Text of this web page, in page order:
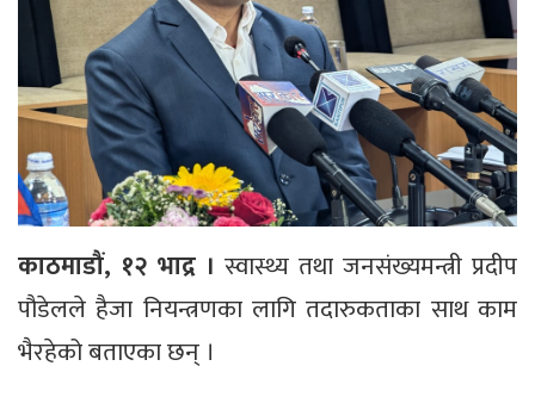
काठमाडौं, १२ भाद्र । स्वास्थ्य तथा जनसंख्यमन्त्री प्रदीप
पौडेलले हैजा नियन्त्रणका लागि तदारुकताका साथ काम
भैरहेको बताएका छन् ।